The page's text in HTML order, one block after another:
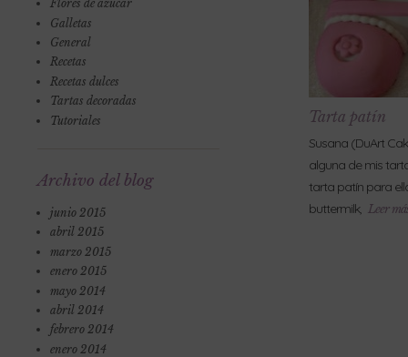
Flores de azúcar
Galletas
General
Recetas
Recetas dulces
Tartas decoradas
Tutoriales
Archivo del blog
junio 2015
abril 2015
marzo 2015
enero 2015
mayo 2014
abril 2014
febrero 2014
enero 2014
Tarta patín
Susana (DuArt
alguna de mis
tarta patín para
buttermilk, Leer